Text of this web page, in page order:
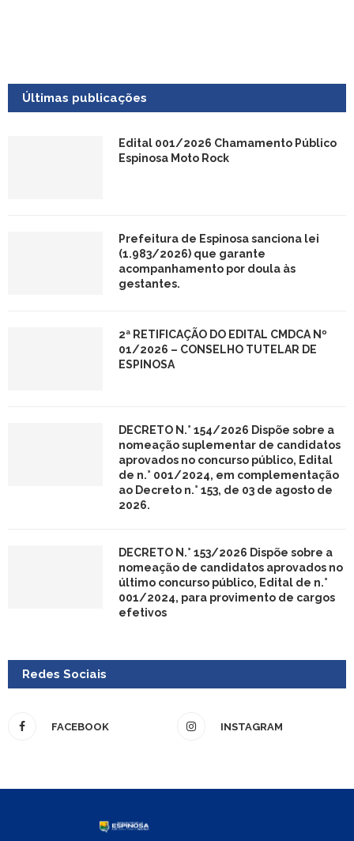
Últimas publicações
Edital 001/2026 Chamamento Público
Espinosa Moto Rock
Prefeitura de Espinosa sanciona lei
(1.983/2026) que garante
acompanhamento por doula às
gestantes.
2ª RETIFICAÇÃO DO EDITAL CMDCA Nº
01/2026 – CONSELHO TUTELAR DE
ESPINOSA
DECRETO N.° 154/2026 Dispõe sobre a
nomeação suplementar de candidatos
aprovados no concurso público, Edital
de n.° 001/2024, em complementação
ao Decreto n.° 153, de 03 de agosto de
2026.
DECRETO N.° 153/2026 Dispõe sobre a
nomeação de candidatos aprovados no
último concurso público, Edital de n.°
001/2024, para provimento de cargos
efetivos
Redes Sociais
FACEBOOK INSTAGRAM